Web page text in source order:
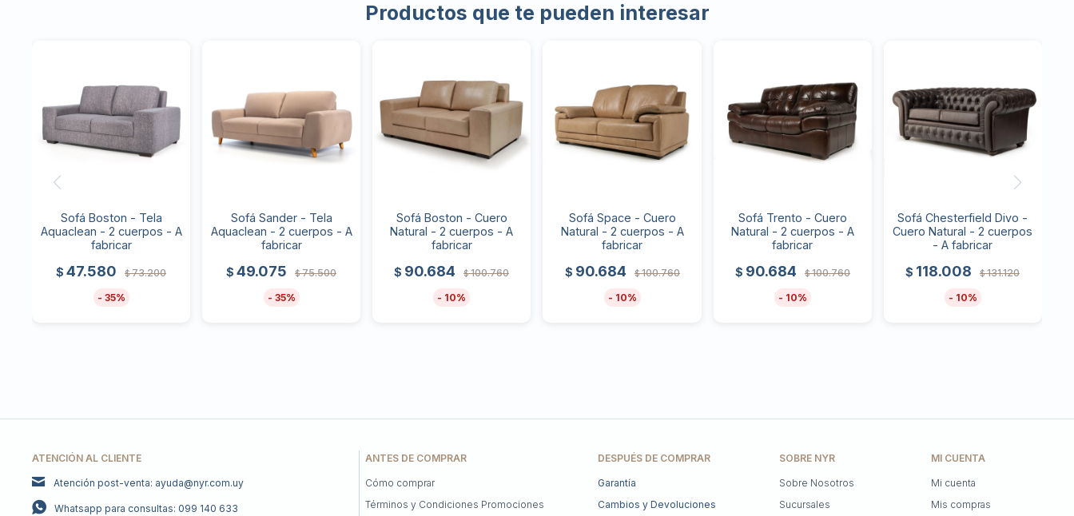
Productos que te pueden interesar
Sofá Boston - Tela
Aquaclean - 2 cuerpos - A
fabricar
$ 47.580 $ 73.200
35
Sofá Sander - Tela
Aquaclean - 2 cuerpos - A
fabricar
$ 49.075 $ 75.500
35
Sofá Boston - Cuero
Natural - 2 cuerpos - A
fabricar
$ 90.684 $ 100.760
10
Sofá Space - Cuero
Natural - 2 cuerpos - A
fabricar
$ 90.684 $ 100.760
10
Sofá Trento - Cuero
Natural - 2 cuerpos - A
fabricar
$ 90.684 $ 100.760
10
Sofá Chesterfield Divo -
Cuero Natural - 2 cuerpos
- A fabricar
$ 118.008 $ 131.120
10
ATENCIÓN AL CLIENTE
Atención post-venta: ayuda@nyr.com.uy
Whatsapp para consultas: 099 140 633
DESPUÉS DE COMPRAR
Garantía
Cambios y Devoluciones
SOBRE NYR
Sobre Nosotros
Sucursales
ANTES DE COMPRAR
Cómo comprar
Términos y Condiciones Promociones
MI CUENTA
Mi cuenta
Mis compras